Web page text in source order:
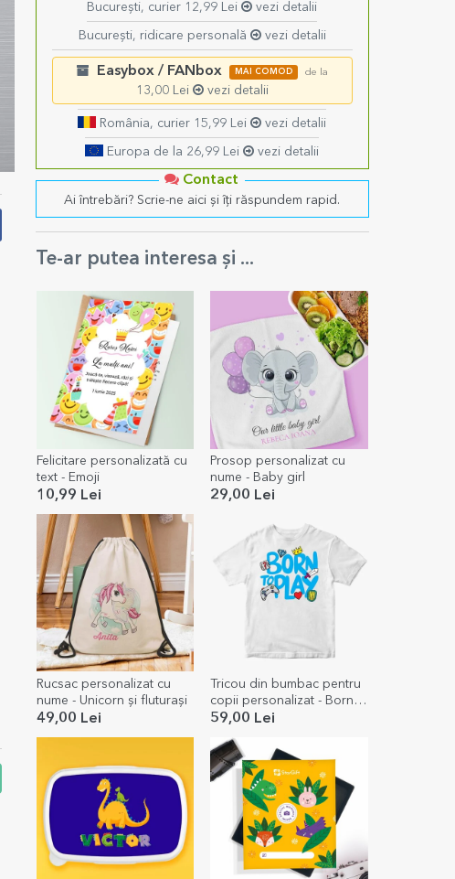
București, curier 12,99 Lei vezi detalii
București, ridicare personală vezi detalii
Easybox / FANbox MAI COMOD de la
13,00 Lei vezi detalii
România, curier 15,99 Lei vezi detalii
Europa de la 26,99 Lei vezi detalii
Contact
Ai întrebări? Scrie-ne aici și îți răspundem rapid.
Te-ar putea interesa și ...
Felicitare personalizată cu
text - Emoji
10,99 Lei
Prosop personalizat cu
nume - Baby girl
29,00 Lei
Rucsac personalizat cu
nume - Unicorn și fluturași
49,00 Lei
Tricou din bumbac pentru
copii personalizat - Born
to play
59,00 Lei